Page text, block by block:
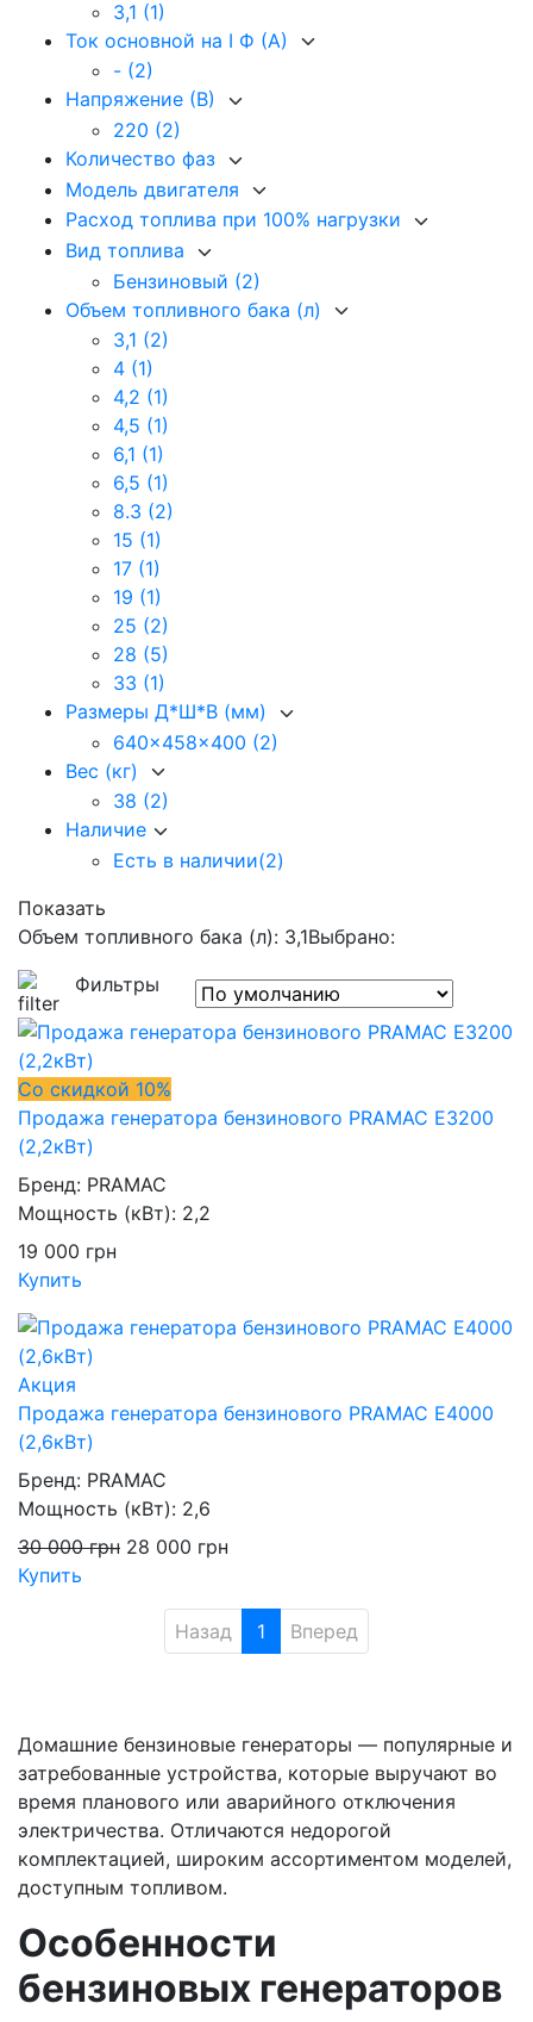
3,1 (1)
Ток основной на I Ф (А)
- (2)
Напряжение (В)
220 (2)
Количество фаз
Модель двигателя
Расход топлива при 100% нагрузки
Вид топлива
Бензиновый (2)
Объем топливного бака (л)
3,1 (2)
4 (1)
4,2 (1)
4,5 (1)
6,1 (1)
6,5 (1)
8.3 (2)
15 (1)
17 (1)
19 (1)
25 (2)
28 (5)
33 (1)
Размеры Д*Ш*В (мм)
640x458x400 (2)
Вес (кг)
38 (2)
Наличие
Есть в наличии(2)
Показать
Объем топливного бака (л): 3,1Выбрано:
Фильтры
Со скидкой 10%
Продажа генератора бензинового PRAMAC E3200
(2,2кВт)
Бренд: PRAMAC
Мощность (кВт): 2,2
19 000 грн
Купить
Акция
Продажа генератора бензинового PRAMAC E4000
(2,6кВт)
Бренд: PRAMAC
Мощность (кВт): 2,6
30 000грн 28 000 грн
Купить
Назад 1 Вперед
Домашние бензиновые генераторы — популярные и
затребованные устройства, которые выручают во
время планового или аварийного отключения
электричества. Отличаются недорогой
комплектацией, широким ассортиментом моделей,
доступным топливом.
Особенности
бензиновых генераторов